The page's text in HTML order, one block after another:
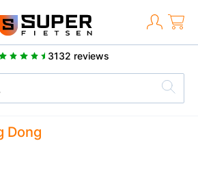
3132 reviews
2 jaar fabrieksgarantie
Dong